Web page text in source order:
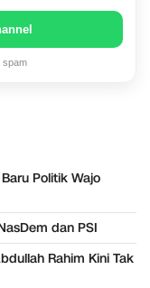
spam
Politik Wajo
dan PSI
Rahim Kini Tak